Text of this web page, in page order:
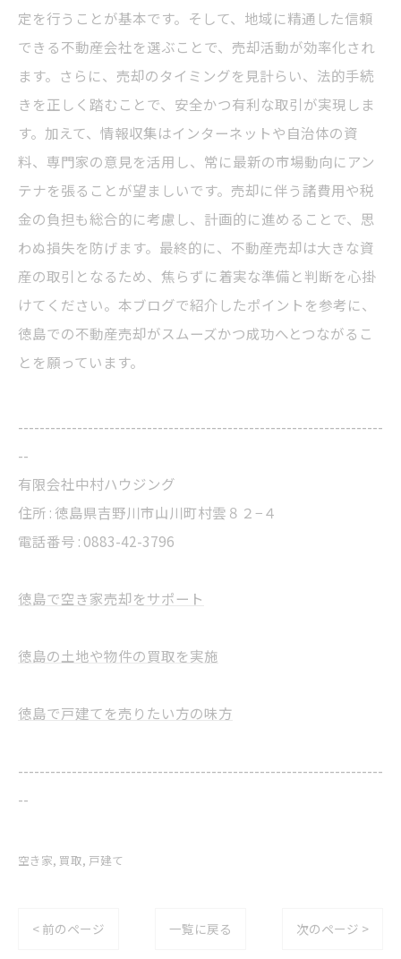
定を行うことが基本です。そして、地域に精通した信頼
できる不動産会社を選ぶことで、売却活動が効率化され
ます。さらに、売却のタイミングを見計らい、法的手続
きを正しく踏むことで、安全かつ有利な取引が実現しま
す。加えて、情報収集はインターネットや自治体の資
料、専門家の意見を活用し、常に最新の市場動向にアン
テナを張ることが望ましいです。売却に伴う諸費用や税
金の負担も総合的に考慮し、計画的に進めることで、思
わぬ損失を防げます。最終的に、不動産売却は大きな資
産の取引となるため、焦らずに着実な準備と判断を心掛
けてください。本ブログで紹介したポイントを参考に、
徳島での不動産売却がスムーズかつ成功へとつながるこ
とを願っています。
--------------------------------------------------------------------
--
有限会社中村ハウジング
住所 : 徳島県吉野川市山川町村雲８２−４
電話番号 : 0883-42-3796
徳島で空き家売却をサポート
徳島の土地や物件の買取を実施
徳島で戸建てを売りたい方の味方
--------------------------------------------------------------------
--
空き家 買取 戸建て
< 前のページ 一覧に戻る 次のページ >